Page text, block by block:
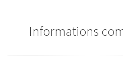
Informations